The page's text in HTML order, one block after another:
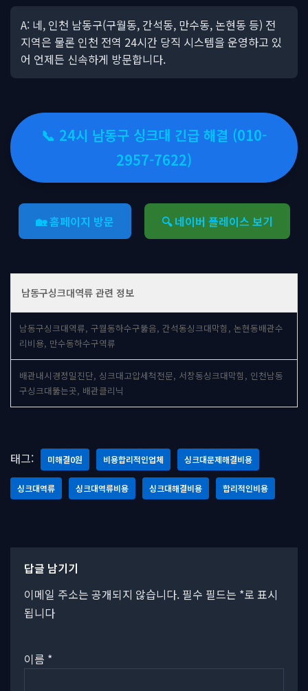
A: 네, 인천 남동구(구월동, 간석동, 만수동, 논현동 등) 전
지역은 물론 인천 전역 24시간 당직 시스템을 운영하고 있
어 언제든 신속하게 방문합니다.
📞 24시 남동구 싱크대 긴급 해결 (010-
2957-7622)
🏡 홈페이지 방문 🔍 네이버 플레이스 보기
남동구싱크대역류 관련 정보
남동구싱크대역류, 구월동하수구뚫음, 간석동싱크대막힘, 논현동배관수
리비용, 만수동하수구역류
배관내시경정밀진단, 싱크대고압세척전문, 서창동싱크대막힘, 인천남동
구싱크대뚫는곳, 배관클리닉
태그: 미해결0원 비용합리적인업체 싱크대문제해결비용
싱크대역류 싱크대역류비용 싱크대해결비용 합리적인비용
답글 남기기
이메일 주소는 공개되지 않습니다. 필수 필드는 *로 표시
됩니다
이름 *